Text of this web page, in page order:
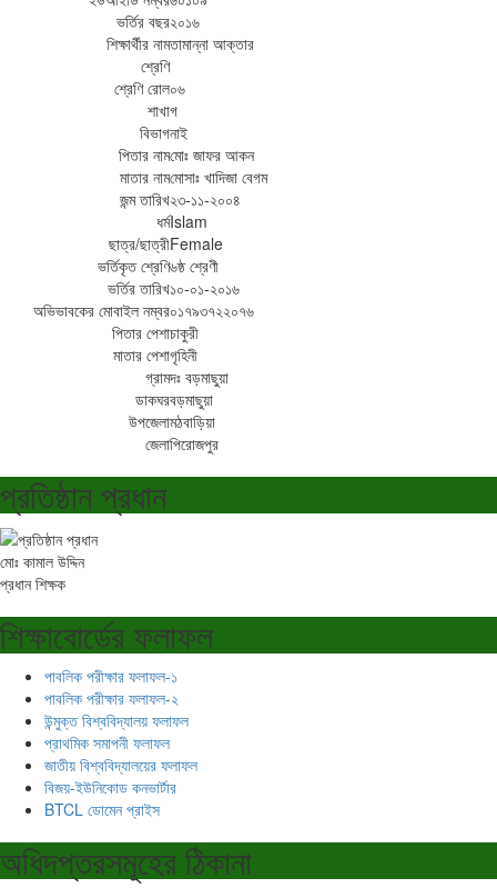
ভর্তির বছর২০১৬
শিক্ষার্থীর নামতামান্না আক্তার
শ্রেণি
শ্রেণি রোল০৬
শাখাগ
বিভাগনাই
পিতার নামমোঃ জাফর আকন
মাতার নামমোসাঃ খাদিজা বেগম
জন্ম তারিখ২৩-১১-২০০৪
ধর্মIslam
ছাত্র/ছাত্রীFemale
ভর্তিকৃত শ্রেণি৬ষ্ঠ শ্রেণী
ভর্তির তারিখ১০-০১-২০১৬
অভিভাবকের মোবাইল নম্বর০১৭৯৩৭২২০৭৬
পিতার পেশাচাকুরী
মাতার পেশাগৃহিনী
গ্রামদঃ বড়মাছুয়া
ডাকঘরবড়মাছুয়া
উপজেলামঠবাড়িয়া
জেলাপিরোজপুর
প্রতিষ্ঠান প্রধান
মোঃ কামাল উদ্দিন
প্রধান শিক্ষক
শিক্ষাবোর্ডের ফলাফল
পাবলিক পরীক্ষার ফলাফল-১
পাবলিক পরীক্ষার ফলাফল-২
উন্মুক্ত বিশ্ববিদ্যালয় ফলাফল
প্রাথমিক সমাপনী ফলাফল
জাতীয় বিশ্ববিদ্যালয়ের ফলাফল
বিজয়-ইউনিকোড কনভার্টার
BTCL ডোমেন প্রাইস
অধিদপ্তরসমূহের ঠিকানা